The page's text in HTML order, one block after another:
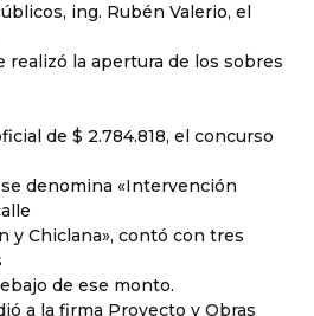
ing. Rubén Valerio, el
realizó la apertura de los sobres
de $ 2.784.818, el concurso
denomina «Intervención
y Chiclana», contó con tres
de ese monto.
a la firma Proyecto y Obras